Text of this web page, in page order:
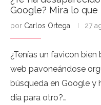
Google? Mira lo
por Carlos Ortega 27
¿Tenías un favicon
web pavoneándose
búsqueda en Google y
día para otro?…